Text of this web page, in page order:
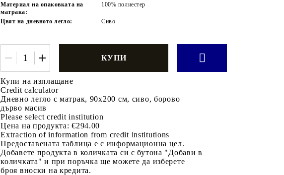
Материал на опаковката на
матрака:
100% полиестер
Цвят на дневното легло: Сиво
Купи на изплащане
Credit calculator
Дневно легло с матрак, 90x200 см, сиво, борово
дърво масив
Please select credit institution
Цена на продукта: €294.00
Extraction of information from credit institutions
Предоставената таблица е с информационна цел.
Добавете продукта в количката си с бутона "Добави в
количката" и при поръчка ще можете да изберете
броя вноски на кредита.